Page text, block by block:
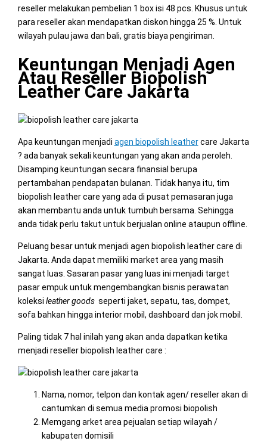
reseller melakukan pembelian 1 box isi 48 pcs. Khusus untuk
para reseller akan mendapatkan diskon hingga 25 %. Untuk
wilayah pulau jawa dan bali, gratis biaya pengiriman.
Keuntungan Menjadi Agen
Atau Reseller Biopolish
Leather Care Jakarta
Apa keuntungan menjadi agen biopolish leathercare Jakarta
? ada banyak sekali keuntungan yang akan anda peroleh.
Disamping keuntungan secara finansial berupa
pertambahan pendapatan bulanan. Tidak hanya itu, tim
biopolish leather care yang ada di pusat pemasaran juga
akan membantu anda untuk tumbuh bersama. Sehingga
anda tidak perlu takut untuk berjualan online ataupun offline.
Peluang besar untuk menjadi agen biopolish leather care di
Jakarta. Anda dapat memiliki market area yang masih
sangat luas. Sasaran pasar yang luas ini menjadi target
pasar empuk untuk mengembangkan bisnis perawatan
koleksi leather goodsseperti jaket, sepatu, tas, dompet,
sofa bahkan hingga interior mobil, dashboard dan jok mobil.
Paling tidak 7 hal inilah yang akan anda dapatkan ketika
menjadi reseller biopolish leather care :
Nama, nomor, telpon dan kontak agen/ reseller akan di
cantumkan di semua media promosi biopolish
Memgang arket area pejualan setiap wilayah /
kabupaten domisili